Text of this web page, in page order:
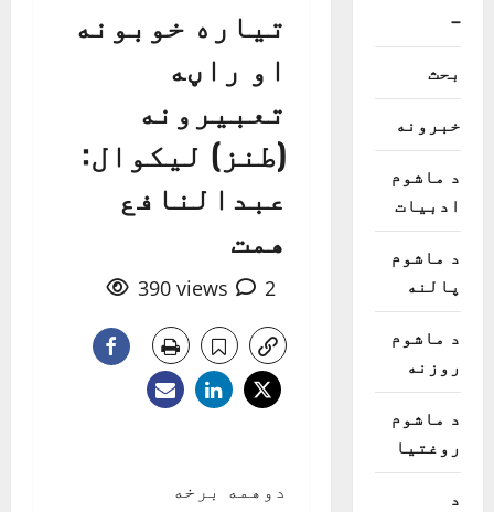
تياره خوبونه
او راڼه
تعبيرونه
(طنز) ليکوال:
عبدالنافع
همت
2
390 views
دوهمه برخه
–
بحث
خبرونه
د ماشوم
ادبیات
د ماشوم
پالنه
د ماشوم
روزنه
د ماشوم
روغتیا
د